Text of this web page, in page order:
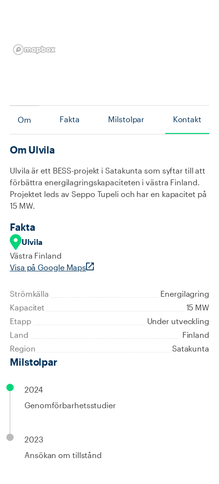
Om Fakta Milstolpar Kontakt
Om Ulvila
Ulvila är ett BESS-projekt i Satakunta som syftar till att
förbättra energilagringskapaciteten i västra Finland.
Projektet leds av Seppo Tupeli och har en kapacitet på
15 MW.
Fakta
Ulvila
Västra Finland
Visa på Google Maps
Strömkälla
Energilagring
Kapacitet
15 MW
Etapp
Under utveckling
Land
Finland
Region
Satakunta
Milstolpar
2023
Ansökan om tillstånd
2024
Genomförbarhetsstudier